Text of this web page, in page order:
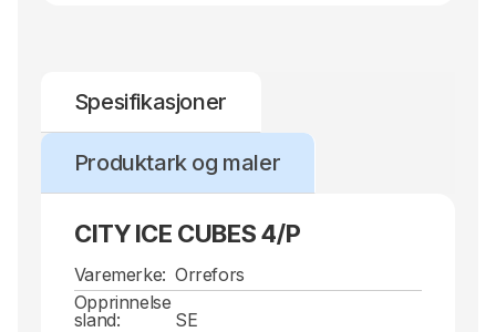
Spesifikasjoner
Produktark og maler
CITY ICE CUBES 4/P
Varemerke: Orrefors
Opprinnelse
sland:
SE